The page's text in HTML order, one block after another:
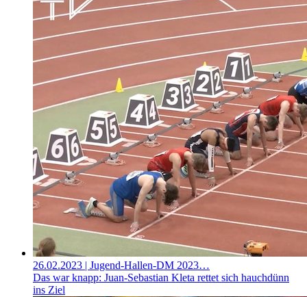
26.02.2023 | Jugend-Hallen-DM 2023…
Das war knapp: Juan-Sebastian Kleta rettet sich hauchdünn
ins Ziel